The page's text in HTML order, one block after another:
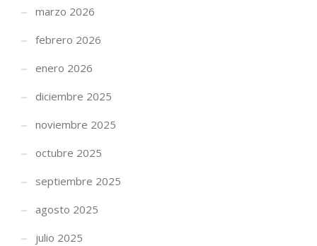
marzo 2026
febrero 2026
enero 2026
diciembre 2025
noviembre 2025
octubre 2025
septiembre 2025
agosto 2025
julio 2025